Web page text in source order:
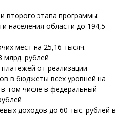
второго этапа программы:
населения области до 194,5
мест на 25,16 тысяч.
млрд. рублей
от реализации
в бюджеты всех уровней на
том числе в федеральный
доходов до 60 тыс. рублей в